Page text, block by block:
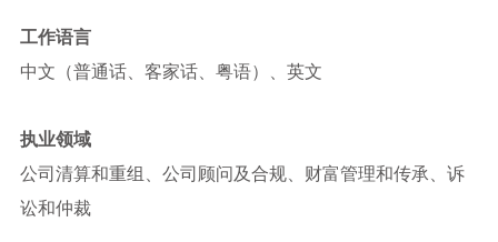
工作语言
中文（普通话、客家话、粤语）、英文
执业领域
公司清算和重组、公司顾问及合规、财富管理和传承、诉
讼和仲裁